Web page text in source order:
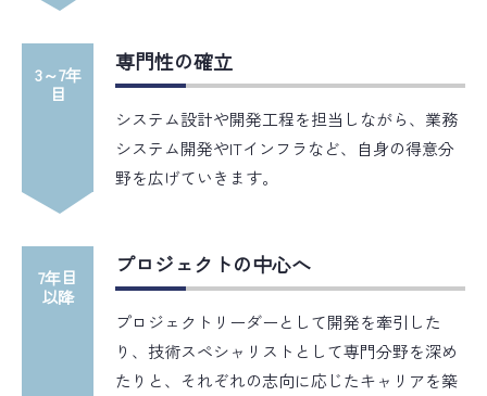
3～7年
目
専門性の確立
システム設計や開発工程を担当しながら、業務
システム開発やITインフラなど、自身の得意分
野を広げていきます。
7年目
以降
プロジェクトの中心へ
プロジェクトリーダーとして開発を牽引した
り、技術スペシャリストとして専門分野を深め
たりと、それぞれの志向に応じたキャリアを築